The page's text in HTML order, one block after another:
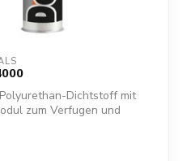
Dichtstoff mit
zum Verfugen und